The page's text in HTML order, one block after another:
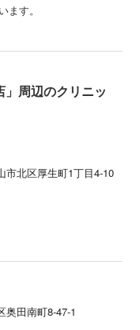
す。
周辺のクリニッ
市北区厚生町1丁目4-10
奥田南町8-47-1